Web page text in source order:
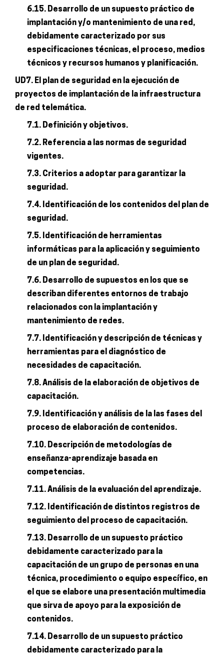
6.15. Desarrollo de un supuesto práctico de
implantación y/o mantenimiento de una red,
debidamente caracterizado por sus
especificaciones técnicas, el proceso, medios
técnicos y recursos humanos y planificación.
UD7. El plan de seguridad en la ejecución de
proyectos de implantación de la infraestructura
de red telemática.
7.1. Definición y objetivos.
7.2. Referencia a las normas de seguridad
vigentes.
7.3. Criterios a adoptar para garantizar la
seguridad.
7.4. Identificación de los contenidos del plan de
seguridad.
7.5. Identificación de herramientas
informáticas para la aplicación y seguimiento
de un plan de seguridad.
7.6. Desarrollo de supuestos en los que se
describan diferentes entornos de trabajo
relacionados con la implantación y
mantenimiento de redes.
7.7. Identificación y descripción de técnicas y
herramientas para el diagnóstico de
necesidades de capacitación.
7.8. Análisis de la elaboración de objetivos de
capacitación.
7.9. Identificación y análisis de la las fases del
proceso de elaboración de contenidos.
7.10. Descripción de metodologías de
enseñanza-aprendizaje basada en
competencias.
7.11. Análisis de la evaluación del aprendizaje.
7.12. Identificación de distintos registros de
seguimiento del proceso de capacitación.
7.13. Desarrollo de un supuesto práctico
debidamente caracterizado para la
capacitación de un grupo de personas en una
técnica, procedimiento o equipo específico, en
el que se elabore una presentación multimedia
que sirva de apoyo para la exposición de
contenidos.
7.14. Desarrollo de un supuesto práctico
debidamente caracterizado para la